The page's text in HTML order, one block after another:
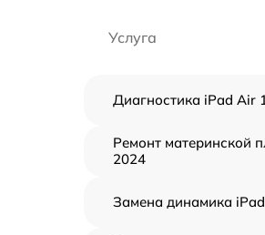
Услуга
Диагностика iPad Air
Ремонт материнской
2024
Замена динамика